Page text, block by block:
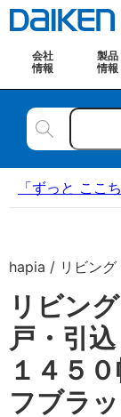
会社
情報
製品
情報
「ずっと ここ
hapia / リビング
リビン
戸・引
１４５
フブラ